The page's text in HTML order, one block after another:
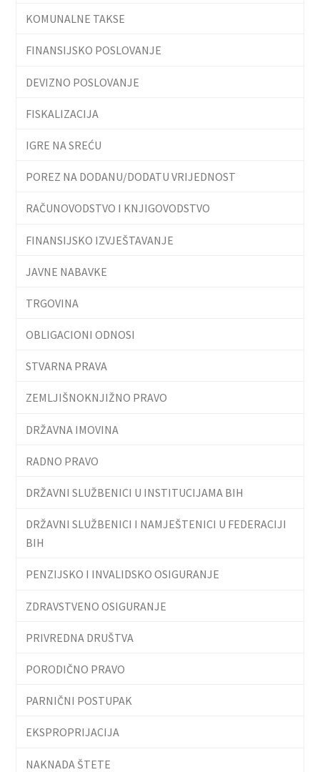
KOMUNALNE TAKSE
FINANSIJSKO POSLOVANJE
DEVIZNO POSLOVANJE
FISKALIZACIJA
IGRE NA SREĆU
POREZ NA DODANU/DODATU VRIJEDNOST
RAČUNOVODSTVO I KNJIGOVODSTVO
FINANSIJSKO IZVJEŠTAVANJE
JAVNE NABAVKE
TRGOVINA
OBLIGACIONI ODNOSI
STVARNA PRAVA
ZEMLJIŠNOKNJIŽNO PRAVO
DRŽAVNA IMOVINA
RADNO PRAVO
DRŽAVNI SLUŽBENICI U INSTITUCIJAMA BIH
DRŽAVNI SLUŽBENICI I NAMJEŠTENICI U FEDERACIJI
BIH
PENZIJSKO I INVALIDSKO OSIGURANJE
ZDRAVSTVENO OSIGURANJE
PRIVREDNA DRUŠTVA
PORODIČNO PRAVO
PARNIČNI POSTUPAK
EKSPROPRIJACIJA
NAKNADA ŠTETE